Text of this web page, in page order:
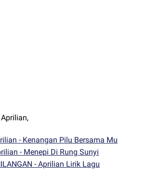
Aprilian,
- Kenangan Pilu Bersama Mu
- Menepi Di Rung Sunyi
- Aprilian Lirik Lagu